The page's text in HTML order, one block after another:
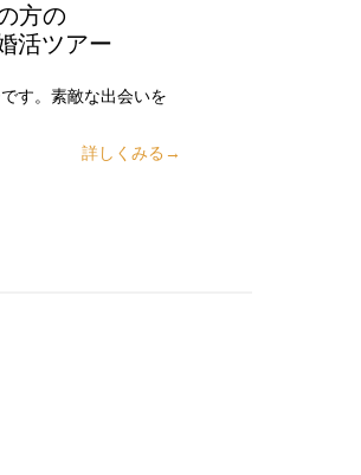
方の
活ツアー
す。素敵な出会いを
詳しくみる→